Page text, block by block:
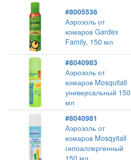
#8005536
Аэрозоль от
комаров Gardex
Family, 150 мл
#8040983
Аэрозоль от
комаров Mosquitall
универсальный 150
мл
#8040981
Аэрозоль от
комаров Mosqyitall
гипоаллергенный
150 мл